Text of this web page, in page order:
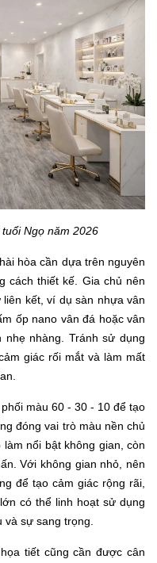
Ngọ năm 2026
hòa cần dựa trên nguyên
cách thiết kế. Gia chủ nên
kết, ví dụ sàn nhựa vân
ốp nano vân đá hoặc vân
nhàng. Tránh sử dụng
giác rối mắt và làm mất
màu 60 - 30 - 10 để tạo
đóng vai trò màu nền chủ
nổi bật không gian, còn
Với không gian nhỏ, nên
để tạo cảm giác rộng rãi,
có thể linh hoạt sử dụng
sự sang trọng.
tiết cũng cần được cân